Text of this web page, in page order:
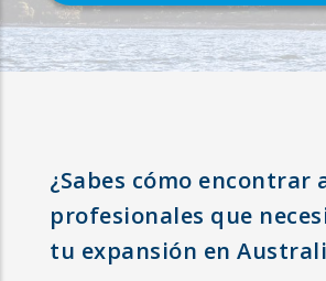
¿Sabes cómo encontrar
profesionales que
tu expansión en